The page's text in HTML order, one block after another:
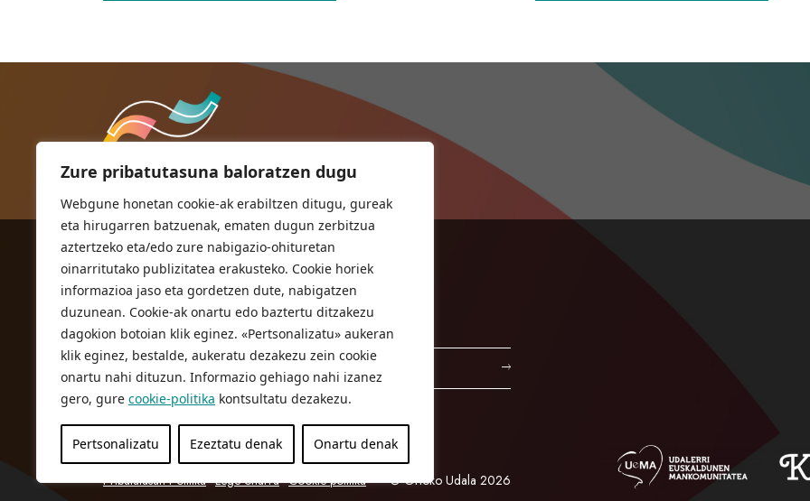
Zure pribatutasuna baloratzen dugu
Webgune honetan cookie-ak erabiltzen ditugu, gureak
eta hirugarren batzuenak, ematen dugun zerbitzua
aztertzeko eta/edo zure nabigazio-ohituretan
oinarritutako publizitatea erakusteko. Cookie horiek
informazioa jaso eta gordetzen dute, nabigatzen
duzunean. Cookie-ak onartu edo baztertu ditzakezu
dagokion botoian klik eginez. «Pertsonalizatu» aukeran
klik eginez, bestalde, aukeratu dezakezu zein cookie
onartu nahi dituzun. Informazio gehiago nahi izanez
gero, gure cookie-politika kontsultatu dezakezu.
Pertsonalizatu Ezeztatu denak Onartu denak
ORIOKO UDALA
Herriko plaza,1
20810 Orio (Gipuzkoa)
T. 943 83 03 46
bulegoak@orio.eus
Pribatutasun Politika Lege oharra Cookie politika © Orioko Udala 2026